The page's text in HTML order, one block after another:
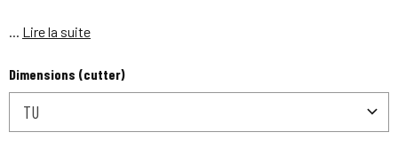
... Lire la suite
Dimensions (cutter)
TU